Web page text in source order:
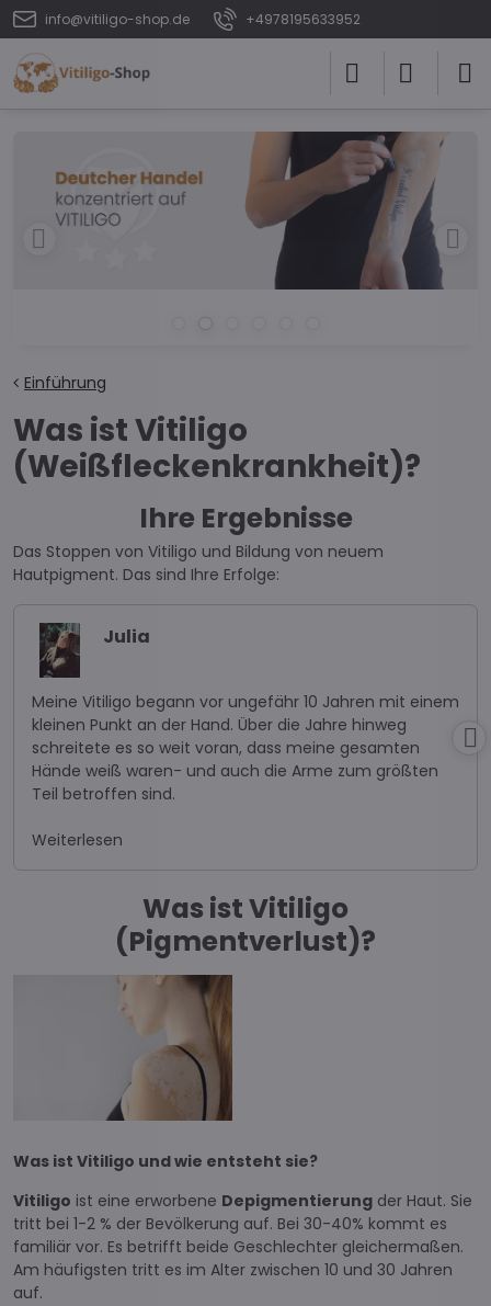
info@vitiligo-shop.de +4978195633952
Einführung
Was ist Vitiligo
(Weißfleckenkrankheit)?
Ihre Ergebnisse
Das Stoppen von Vitiligo und Bildung von neuem
Hautpigment. Das sind Ihre Erfolge:
Julia
Meine Vitiligo begann vor ungefähr 10 Jahren mit einem
kleinen Punkt an der Hand. Über die Jahre hinweg
schreitete es so weit voran, dass meine gesamten
Hände weiß waren- und auch die Arme zum größten
Teil betroffen sind.
Weiterlesen
Was ist Vitiligo
(Pigmentverlust)?
Was ist Vitiligo und wie entsteht sie?
Vitiligo ist eine erworbene Depigmentierung der Haut. Sie
tritt bei 1-2 % der Bevölkerung auf. Bei 30-40% kommt es
familiär vor. Es betrifft beide Geschlechter gleichermaßen.
Am häufigsten tritt es im Alter zwischen 10 und 30 Jahren
auf.